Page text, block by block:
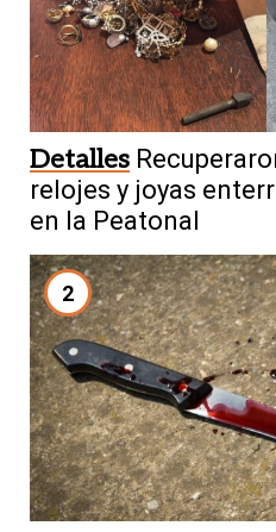
Detalles
relojes y joyas
en la Peatonal
2